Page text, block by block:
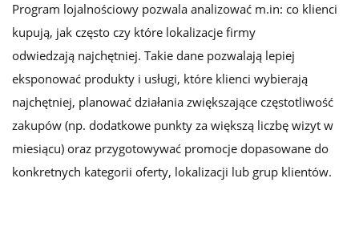
Program lojalnościowy pozwala analizować m.in: co klienci
kupują, jak często czy które lokalizacje firmy
odwiedzają najchętniej. Takie dane pozwalają lepiej
eksponować produkty i usługi, które klienci wybierają
najchętniej, planować działania zwiększające częstotliwość
zakupów (np. dodatkowe punkty za większą liczbę wizyt w
miesiącu) oraz przygotowywać promocje dopasowane do
konkretnych kategorii oferty, lokalizacji lub grup klientów.